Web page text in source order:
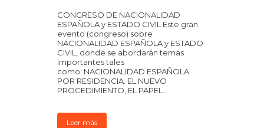
CONGRESO DE NACIONALIDAD
ESPAÑOLA y ESTADO CIVIL Este gran
evento (congreso) sobre
NACIONALIDAD ESPAÑOLA y ESTADO
CIVIL, donde se abordarán temas
importantes tales
como: NACIONALIDAD ESPAÑOLA
POR RESIDENCIA. EL NUEVO
PROCEDIMIENTO, EL PAPEL...
Leer más